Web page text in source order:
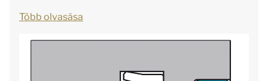
Több olvasása